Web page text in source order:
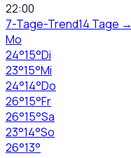
22:00
7-Tage-Trend14 Tage →
Mo
24°15°Di
23°15°Mi
24°14°Do
26°15°Fr
26°15°Sa
23°14°So
26°13°